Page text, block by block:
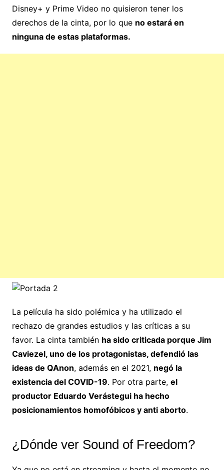
Disney+ y Prime Video no quisieron tener los
derechos de la cinta, por lo que no estará en
ninguna de estas plataformas.
La película ha sido polémica y ha utilizado el
rechazo de grandes estudios y las críticas a su
favor. La cinta también ha sido criticada porque Jim
Caviezel, uno de los protagonistas, defendió las
ideas de QAnon, además en el 2021, negó la
existencia del COVID-19. Por otra parte, el
productor Eduardo Verástegui ha hecho
posicionamientos homofóbicos y anti aborto.
¿Dónde ver Sound of Freedom?